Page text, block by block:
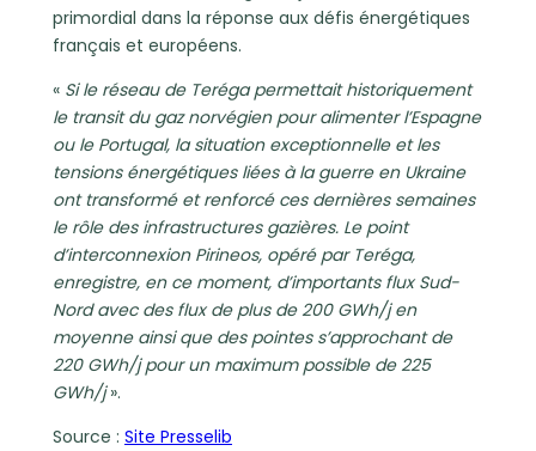
primordial dans la réponse aux défis énergétiques
français et européens.
« Si le réseau de Teréga permettait historiquement
le transit du gaz norvégien pour alimenter l’Espagne
ou le Portugal, la situation exceptionnelle et les
tensions énergétiques liées à la guerre en Ukraine
ont transformé et renforcé ces dernières semaines
le rôle des infrastructures gazières. Le point
d’interconnexion Pirineos, opéré par Teréga,
enregistre, en ce moment, d’importants flux Sud-
Nord avec des flux de plus de 200 GWh/j en
moyenne ainsi que des pointes s’approchant de
220 GWh/j pour un maximum possible de 225
GWh/j».
Source : Site Presselib